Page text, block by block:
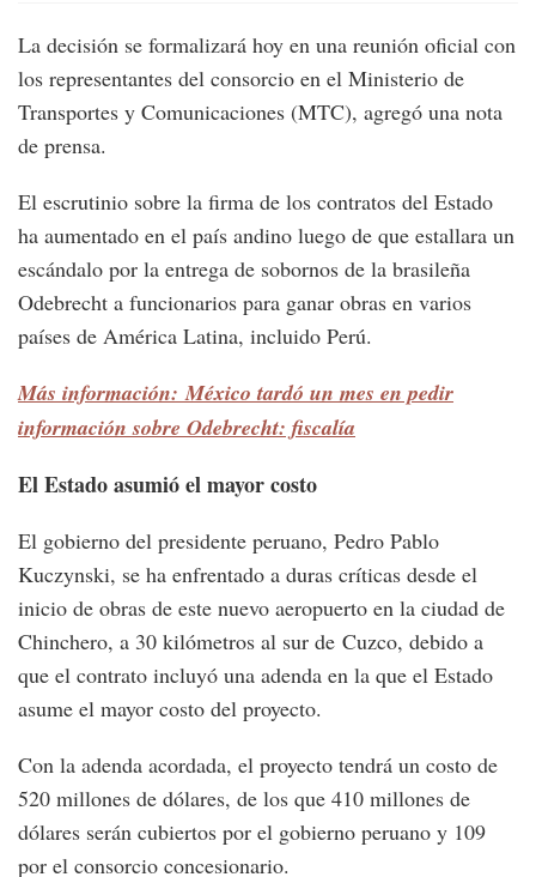
La decisión se formalizará hoy en una reunión oficial con
los representantes del consorcio en el Ministerio de
Transportes y Comunicaciones (MTC), agregó una nota
de prensa.
El escrutinio sobre la firma de los contratos del Estado
ha aumentado en el país andino luego de que estallara un
escándalo por la entrega de sobornos de la brasileña
Odebrecht a funcionarios para ganar obras en varios
países de América Latina, incluido Perú.
Más información: México tardó un mes en pedir
información sobre Odebrecht: fiscalía
El Estado asumió el mayor costo
El gobierno del presidente peruano, Pedro Pablo
Kuczynski, se ha enfrentado a duras críticas desde el
inicio de obras de este nuevo aeropuerto en la ciudad de
Chinchero, a 30 kilómetros al sur de Cuzco, debido a
que el contrato incluyó una adenda en la que el Estado
asume el mayor costo del proyecto.
Con la adenda acordada, el proyecto tendrá un costo de
520 millones de dólares, de los que 410 millones de
dólares serán cubiertos por el gobierno peruano y 109
por el consorcio concesionario.